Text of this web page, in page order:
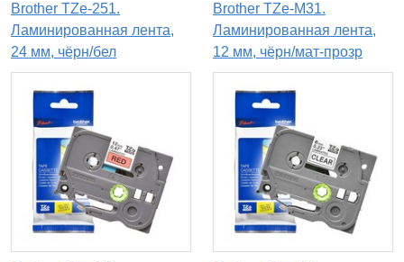
Brother TZe-251.
Ламинированная лента,
24 мм, чёрн/бел
Brother TZe-M31.
Ламинированная лента,
12 мм, чёрн/мат-прозр